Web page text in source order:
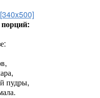
[340x500]
пудры,